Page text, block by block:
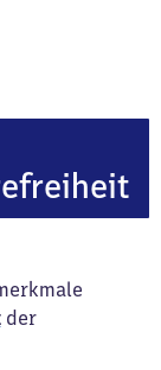
der